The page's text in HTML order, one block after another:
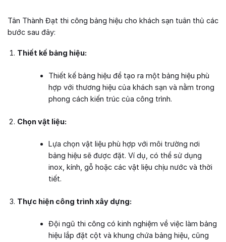
Tân Thành Đạt thi công bảng hiệu cho khách sạn tuân thủ các
bước sau đây:
Thiết kế bảng hiệu:
Thiết kế bảng hiệu để tạo ra một bảng hiệu phù
hợp với thương hiệu của khách sạn và nằm trong
phong cách kiến trúc của công trình.
Chọn vật liệu:
Lựa chọn vật liệu phù hợp với môi trường nơi
bảng hiệu sẽ được đặt. Ví dụ, có thể sử dụng
inox, kính, gỗ hoặc các vật liệu chịu nước và thời
tiết.
Thực hiện công trình xây dựng:
Đội ngũ thi công có kinh nghiệm về việc làm bảng
hiệu lắp đặt cột và khung chứa bảng hiệu, cũng